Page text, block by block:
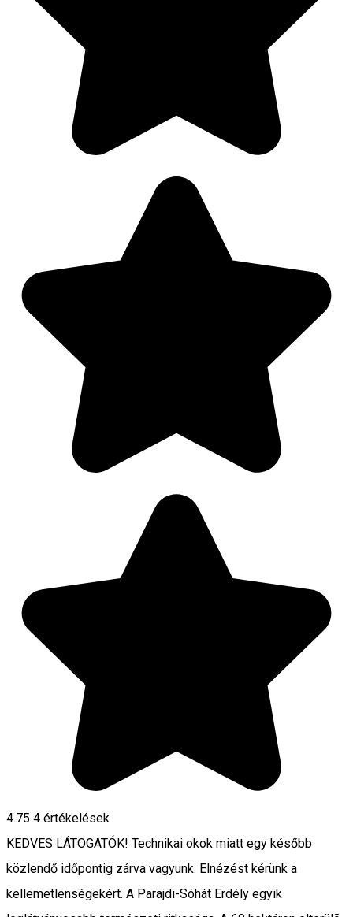
4.75 4 értékelések
KEDVES LÁTOGATÓK! Technikai okok miatt egy később
közlendő időpontig zárva vagyunk. Elnézést kérünk a
kellemetlenségekért. A Parajdi-Sóhát Erdély egyik